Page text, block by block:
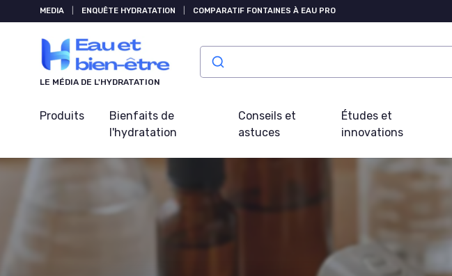
MEDIA ENQUÊTE HYDRATATION COMPARATIF FONTAINES À EAU PRO
LE MÉDIA DE L'HYDRATATION
Produits
Bienfaits de
l'hydratation
Conseils et
astuces
Études et
innovations
Panneau de gestion des cookies